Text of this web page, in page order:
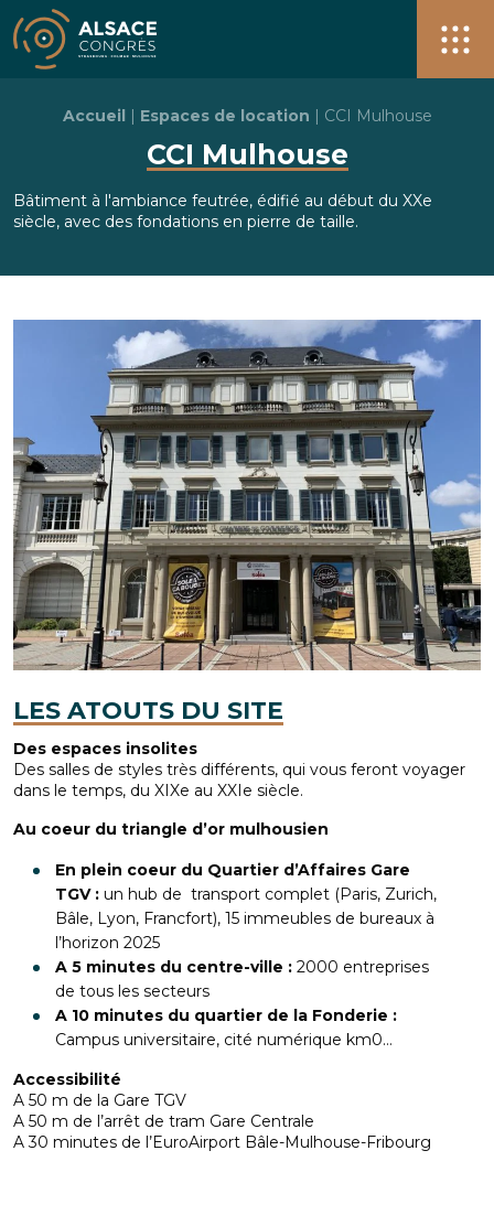
Alsace Congrès + de 40 salles pour vos événements à
Accueil| Espaces de location | CCI Mulhouse
CCI Mulhouse
Bâtiment à l'ambiance feutrée, édifié au début du XXe
siècle, avec des fondations en pierre de taille.
LES ATOUTS DU SITE
Des espaces insolites
Des salles de styles très différents, qui vous feront voyager
dans le temps, du XIXe au XXIe siècle.
Au coeur du triangle d’or mulhousien
En plein coeur du Quartier d’Affaires Gare
TGV : un hub de transport complet (Paris, Zurich,
Bâle, Lyon, Francfort), 15 immeubles de bureaux à
l’horizon 2025
A 5 minutes du centre-ville : 2000 entreprises
de tous les secteurs
A 10 minutes du quartier de la Fonderie :
Campus universitaire, cité numérique km0…
Accessibilité
A 50 m de la Gare TGV
A 50 m de l’arrêt de tram Gare Centrale
A 30 minutes de l’EuroAirport Bâle-Mulhouse-Fribourg